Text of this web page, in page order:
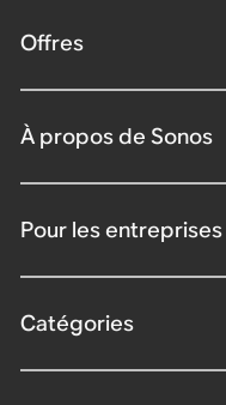
Offres
À propos de Sonos
Pour les entreprises
Catégories